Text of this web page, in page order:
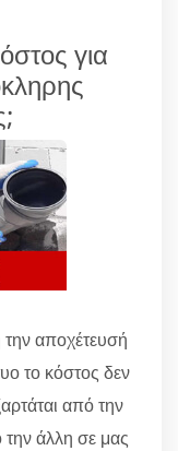
για
την αποχέτευσή
το κόστος δεν
από την
άλλη σε μας